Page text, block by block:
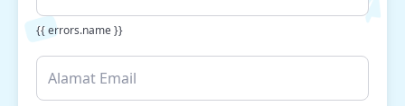
{{ errors.name }}